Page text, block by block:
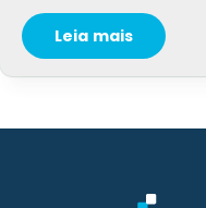
Leia mais